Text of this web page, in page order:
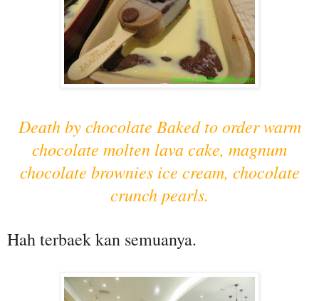
Death by chocolate Baked to order warm
chocolate molten lava cake, magnum
chocolate brownies ice cream, chocolate
crunch pearls.
Hah terbaek kan semuanya.